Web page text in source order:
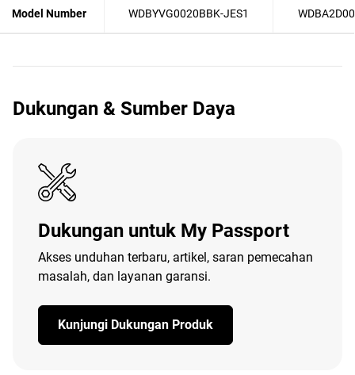
Model Number WDBYVG0020BBK-JES1
Dukungan & Sumber Daya
Dukungan untuk My Passport
Akses unduhan terbaru, artikel, saran pemecahan
masalah, dan layanan garansi.
Kunjungi Dukungan Produk